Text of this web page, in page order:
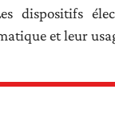
dispositifs
et leur